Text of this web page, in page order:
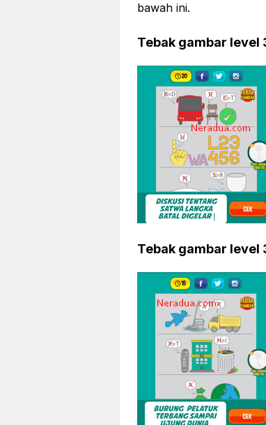
bawah ini.
Tebak gambar level
Tebak gambar level